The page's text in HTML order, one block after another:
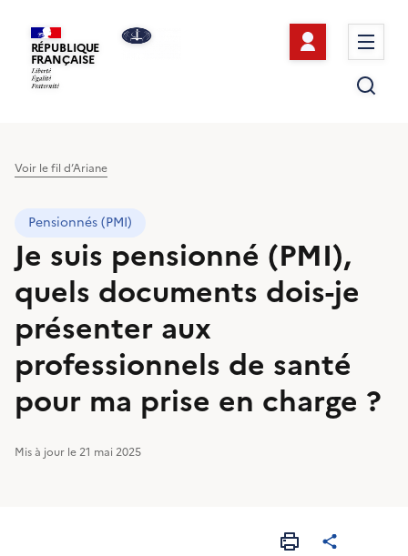
RÉPUBLIQUE
FRANÇAISE
Se
Voir le fil d’Ariane
Pensionnés (PMI)
Je suis pensionné (PMI),
quels documents dois-je
présenter aux
professionnels de santé
pour ma prise en charge ?
Mis à jour le 21 mai 2025